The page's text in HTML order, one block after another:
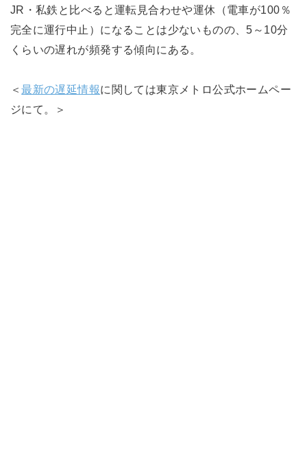
JR・私鉄と比べると運転見合わせや運休（電車が100％
完全に運行中止）になることは少ないものの、5～10分
くらいの遅れが頻発する傾向にある。
＜最新の遅延情報に関しては東京メトロ公式ホームペー
ジにて。＞